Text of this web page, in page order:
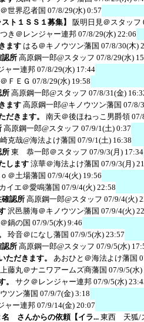
世界忍者国 07/8/29(水) 0:57
ト１ＳＳ１募集】
阪明日見＠スタッフ
き＠レンジャー連邦 07/8/29(水) 22:06
ます はる＠キノウツン藩国 07/8/30(木)
認所 高原鋼一郎@スタッフ 07/8/29(水)
ャー連邦 07/8/29(水) 17:44
ＦＥＧ 07/8/29(水) 19:58
所 高原鋼一郎@スタッフ 07/8/31(金)
ます 高原鋼一郎@キノウツン藩国 07/8/
だきます。
南天＠後ほねっこ男爵領 07/
高原鋼一郎@スタッフ 07/9/1(土) 0:37
克哉@海法よけ藩国 07/9/1(土) 16:38
所 東 恭一郎＠スタッフ 07/9/3(月) 17:34
します 涼華＠海法よけ藩国 07/9/3(月)
＠土場藩国 07/9/4(火) 19:56
カイエ＠愛鳴藩国 07/9/4(火) 22:58
確認所 高原鋼一郎@スタッフ 07/9/4(火)
沢邑勝海＠キノウツン藩国 07/9/4(火)
鍋の国 07/9/5(水) 9:46
玲音＠になし藩国 07/9/5(水) 23:57
認所 高原鋼一郎@スタッフ 07/9/5(水)
ただきます。
あおひと＠海法よけ藩国
藤丸＠ナニワアームズ商藩国 07/9/5(水)
。
サク＠レンジャー連邦 07/9/5(水)
ツン藩国 07/9/7(金) 3:18
ャー連邦 07/9/14(金) 20:07
名 さんからの依頼【イラ... 東西 天狐/